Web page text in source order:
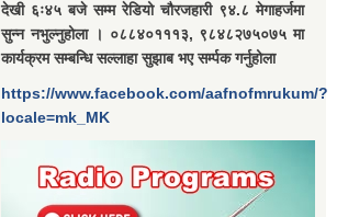
देखी ६ः४५ बजे सम्म रेडियो चौरजहारी ९४.८ मेगाहर्जमा
सुन्न नभुल्नुहोला । ०८८४०१११३, ९८४८२७५०७५ मा
कार्यक्रम सम्बन्धि सल्लाहा सुझाब भए सर्म्पक गर्नुहोला
https://www.facebook.com/aafnofmrukum/?
locale=mk_MK